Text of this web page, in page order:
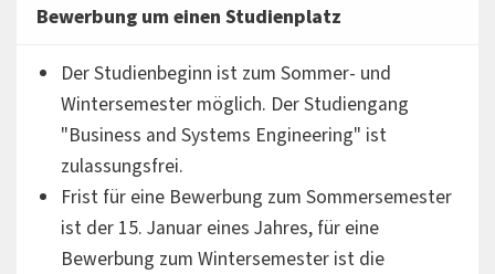
Bewerbung um einen Studienplatz
Der Studienbeginn ist zum Sommer- und
Wintersemester möglich. Der Studiengang
"Business and Systems Engineering" ist
zulassungsfrei.
Frist für eine Bewerbung zum Sommersemester
ist der 15. Januar eines Jahres, für eine
Bewerbung zum Wintersemester ist die